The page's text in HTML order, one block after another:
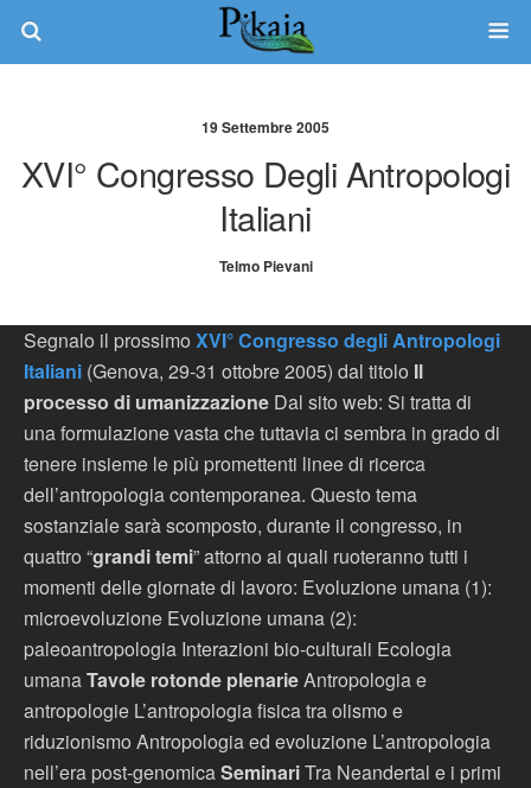
19 Settembre 2005
XVI° Congresso Degli Antropologi
Italiani
Telmo Pievani
Segnalo il prossimo XVI° Congresso degli Antropologi
Italiani (Genova, 29-31 ottobre 2005) dal titolo Il
processo di umanizzazione Dal sito web: Si tratta di
una formulazione vasta che tuttavia ci sembra in grado di
tenere insieme le più promettenti linee di ricerca
dell’antropologia contemporanea. Questo tema
sostanziale sarà scomposto, durante il congresso, in
quattro “grandi temi” attorno ai quali ruoteranno tutti i
momenti delle giornate di lavoro: Evoluzione umana (1):
microevoluzione Evoluzione umana (2):
paleoantropologia Interazioni bio-culturali Ecologia
umanaTavole rotonde plenarieAntropologia e
antropologie L’antropologia fisica tra olismo e
riduzionismo Antropologia ed evoluzione L’antropologia
nell’era post-genomicaSeminariTra Neandertal e i primi